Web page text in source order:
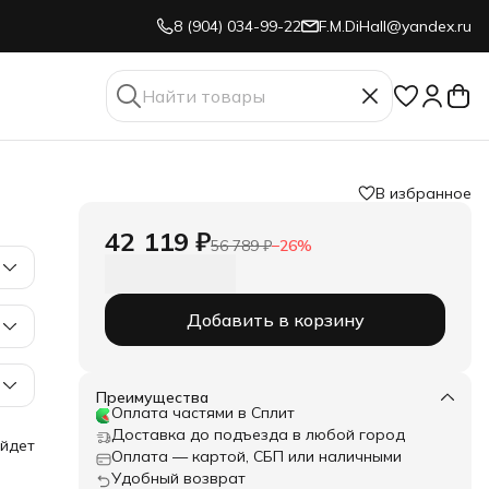
8 (904) 034-99-22 F.M.DiHall@yandex.ru
В избранное
42 119 ₽56 789 ₽−26%
Добавить в корзину
Преимущества
Оплата частями в Сплит
Доставка до подъезда в любой город
Оплата — картой, СБП или наличными
Удобный возврат